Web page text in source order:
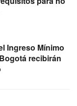
Ingreso Mínimo
recibirán